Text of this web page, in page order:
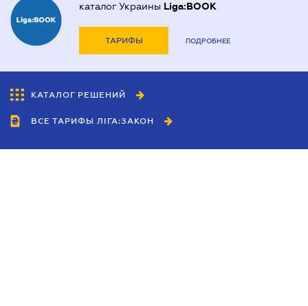
каталог Украины Liga:BOOK
ТАРИФЫ ПОДРОБНЕЕ
КАТАЛОГ РЕШЕНИЙ
ВСЕ ТАРИФЫ ЛІГА:ЗАКОН